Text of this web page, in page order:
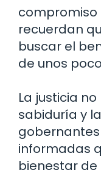
compromiso
recuerdan
buscar el
de unos
La justicia
sabiduría y
informadas
bienestar